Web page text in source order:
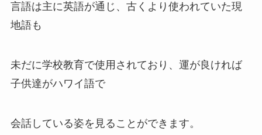
言語は主に英語が通じ、古くより使われていた現
地語も
未だに学校教育で使用されており、運が良ければ
子供達がハワイ語で
会話している姿を見ることができます。